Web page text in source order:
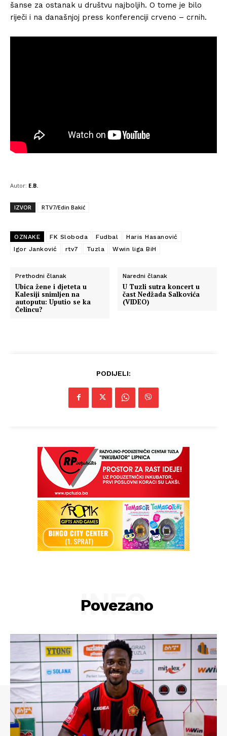
šanse za ostanak u društvu najboljih. O tome je bilo
riječi i na današnjoj press konferenciji crveno – crnih.
Autor: E.B.
IZVOR RTV7/Edin Bakić
OZNAKE FK Sloboda Fudbal
Haris Hasanović
Igor Janković
rtv7 Tuzla Wwin liga BiH
Prethodni članak
Ubica žene i djeteta u
Kalesiji snimljen na
autoputu: Uputio se ka
Čelincu?
Naredni članak
U Tuzli sutra koncert u
čast Nedžada Salkovića
(VIDEO)
PODIJELI:
Povezano
INFO